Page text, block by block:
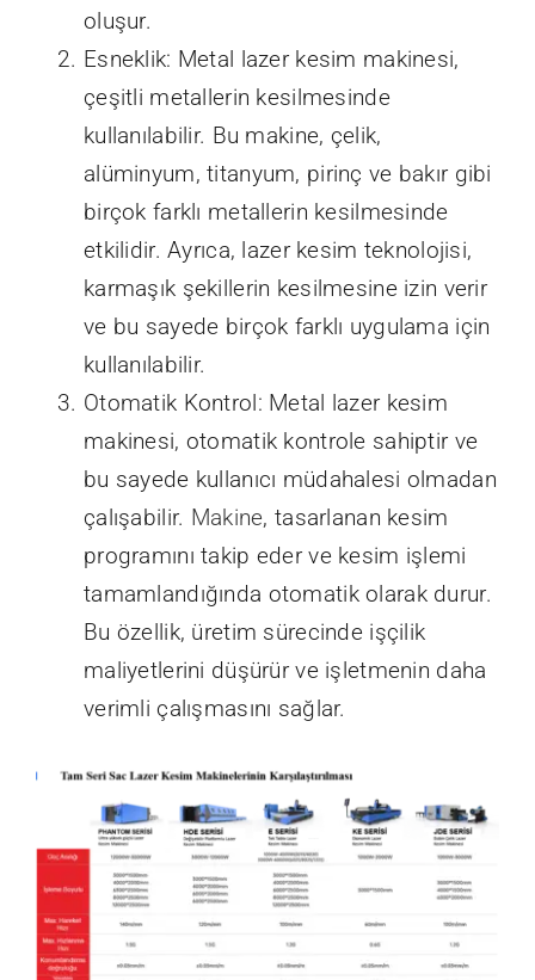
kesme kabiliyeti nedeniyle metal lazer
kesim makinesinin en büyük
özelliklerinden biridir. Lazer ışını,
malzemenin yüzeyinde eriterek veya
buharlaştırarak keser ve kesim işlemi
sırasında minimum çatlama veya hasar
oluşur.
Esneklik: Metal lazer kesim makinesi,
çeşitli metallerin kesilmesinde
kullanılabilir. Bu makine, çelik,
alüminyum, titanyum, pirinç ve bakır gibi
birçok farklı metallerin kesilmesinde
etkilidir. Ayrıca, lazer kesim teknolojisi,
karmaşık şekillerin kesilmesine izin verir
ve bu sayede birçok farklı uygulama için
kullanılabilir.
Otomatik Kontrol: Metal lazer kesim
makinesi, otomatik kontrole sahiptir ve
bu sayede kullanıcı müdahalesi olmadan
programını takip eder ve kesim işlemi
tamamlandığında otomatik olarak durur.
Bu özellik, üretim sürecinde işçilik
maliyetlerini düşürür ve işletmenin daha
verimli çalışmasını sağlar.